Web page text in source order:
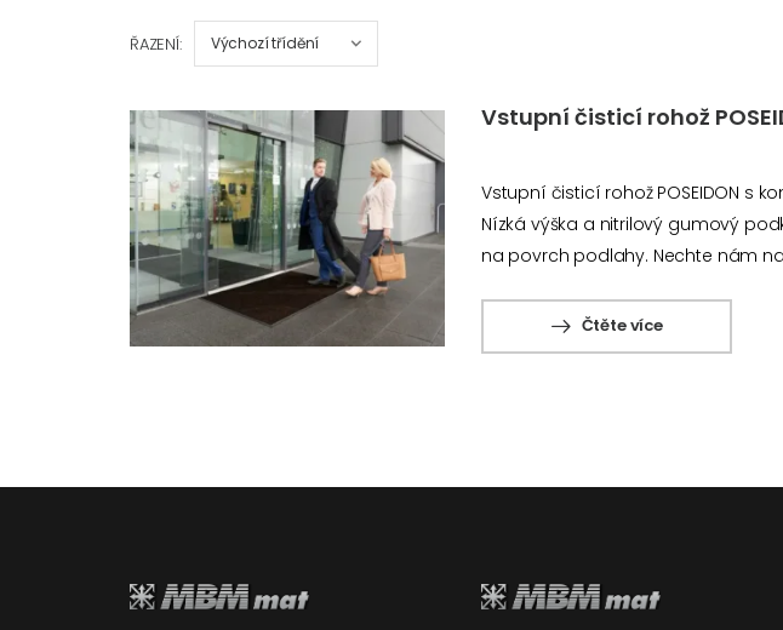
ŘAZENÍ:
Vstupní čisticí rohož
Vstupní čisticí rohož POSEIDON s
Nízká výška a nitrilový gumový
na povrch podlahy. Nechte nám
Čtěte více